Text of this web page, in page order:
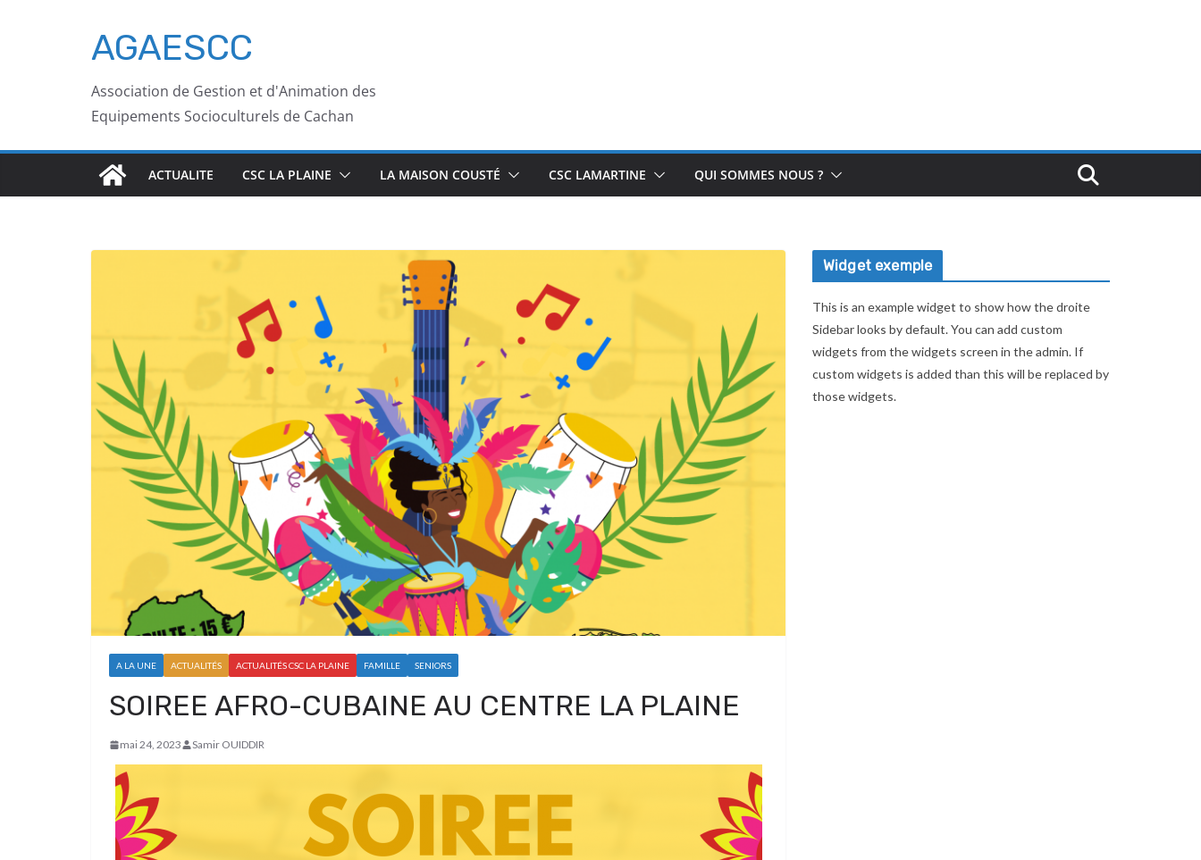
AGAESCC
Association de Gestion et d'Animation des
Equipements Socioculturels de Cachan
ACTUALITE CSC LA PLAINE LA MAISON COUSTÉ CSC LAMARTINE QUI SOMMES NOUS ?
A LA UNE ACTUALITÉS ACTUALITÉS CSC LA PLAINE FAMILLE SENIORS
SOIREE AFRO-CUBAINE AU CENTRE LA PLAINE
mai 24, 2023 Samir OUIDDIR
Widget exemple
This is an example widget to show how the droite
Sidebar looks by default. You can add custom
widgets from the widgets screen in the admin. If
custom widgets is added than this will be replaced by
those widgets.